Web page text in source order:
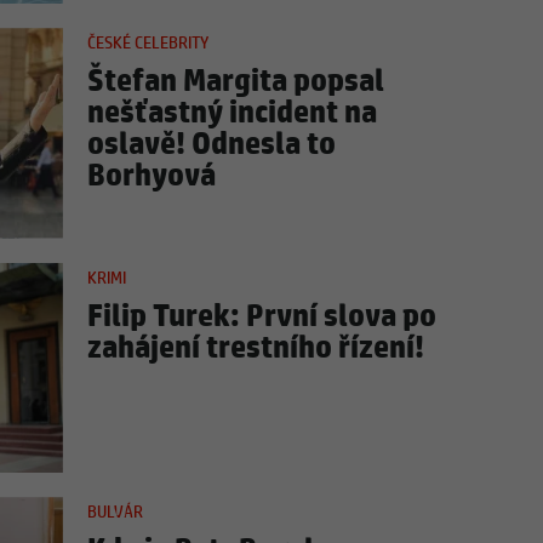
ČESKÉ CELEBRITY
Štefan Margita popsal
nešťastný incident na
oslavě! Odnesla to
Borhyová
KRIMI
Filip Turek: První slova po
zahájení trestního řízení!
BULVÁR